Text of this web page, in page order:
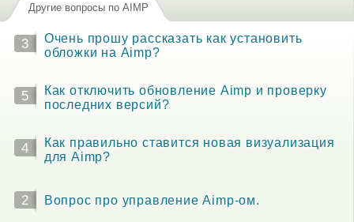
Другие вопросы по AIMP
3
Очень прошу рассказать как установить
обложки на Aimp?
5
Как отключить обновление Aimp и проверку
последних версий?
4
Как правильно ставится новая визуализация
для Aimp?
2 Вопрос про управление Aimp-ом.